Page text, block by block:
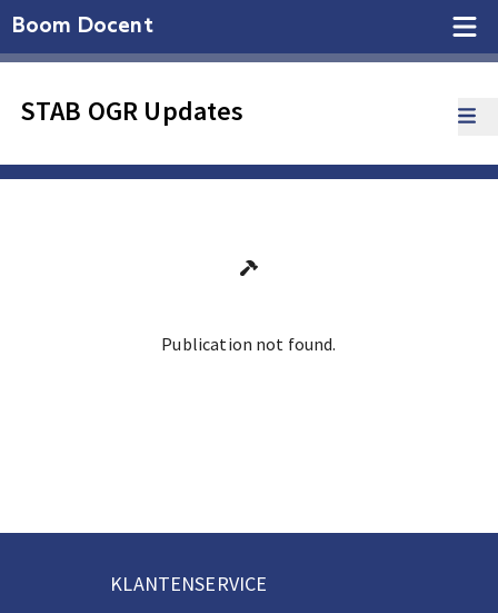
Boom Docent
STAB OGR Updates
Publication not found.
KLANTENSERVICE